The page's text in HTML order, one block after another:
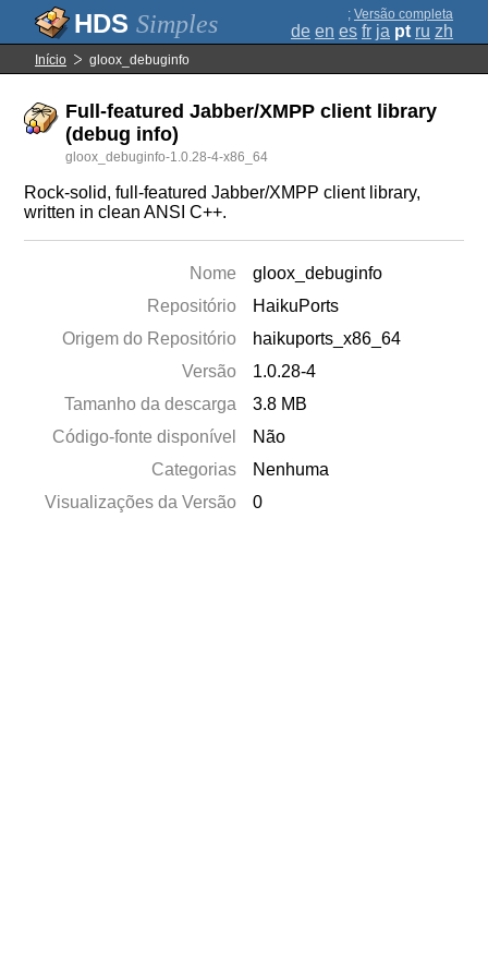
Simples ; Versão completa
de en es fr ja pt ru zh
Início gloox_debuginfo
Full-featured Jabber/XMPP client library
(debug info)
gloox_debuginfo-1.0.28-4-x86_64
Rock-solid, full-featured Jabber/XMPP client library,
written in clean ANSI C++.
Nome
gloox_debuginfo
Repositório
HaikuPorts
Origem do Repositório
haikuports_x86_64
Versão
1.0.28-4
Tamanho da descarga
3.8 MB
Código-fonte disponível
Não
Categorias
Nenhuma
Visualizações da Versão
0